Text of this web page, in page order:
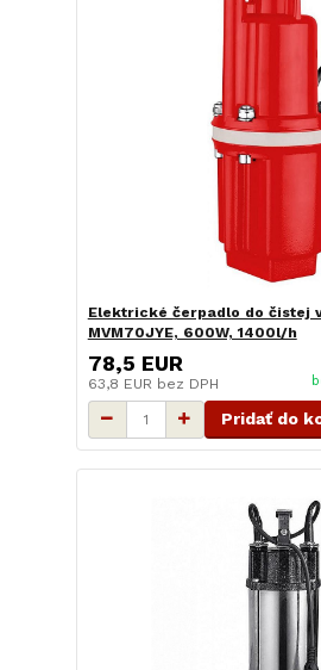
Elektrické čerpadlo do čistej
MVM70JYE, 600W, 1400l/h
78,5 EUR
63,8 EUR bez DPH
Pridať do